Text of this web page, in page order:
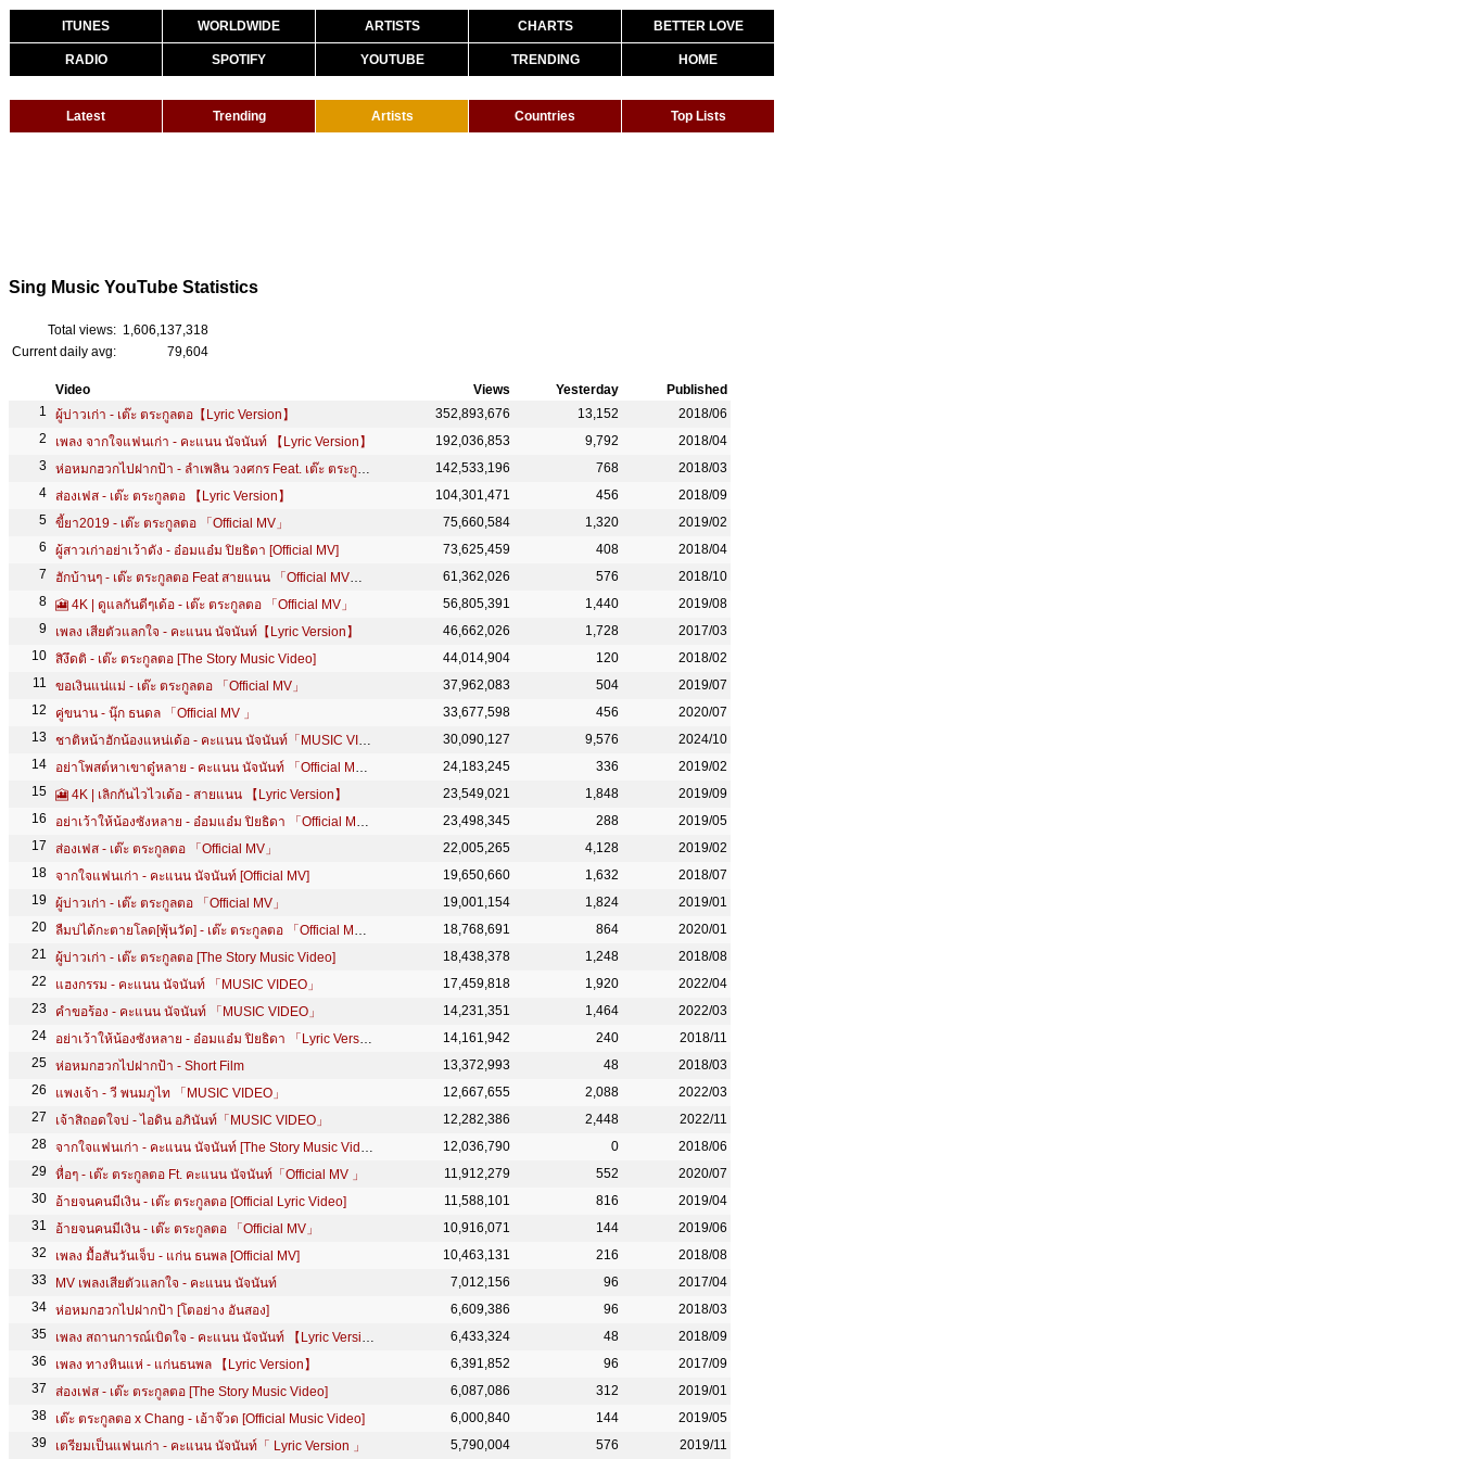
ITUNES WORLDWIDE ARTISTS CHARTS BETTER LOVE
RADIO SPOTIFY YOUTUBE TRENDING HOME
Latest Trending Artists Countries Top Lists
Sing Music YouTube Statistics
Total views: 1,606,137,318
Current daily avg:
79,604
Video Views Yesterday
Published
ผู้บ่าวเก่า - เต๊ะ ตระกูลตอ【Lyric Version】
352,893,676 13,152
2018/06
เพลง จากใจแฟนเก่า - คะแนน นัจนันท์ 【Lyric Version】
192,036,853 9,792
2018/04
ห่อหมกฮวกไปฝากป้า - ลำเพลิน วงศกร Feat. เต๊ะ ตระกูลตอ 【OFFICIAL MV】
142,533,196 768
2018/03
ส่องเฟส - เต๊ะ ตระกูลตอ 【Lyric Version】
104,301,471 456
2018/09
ขี้ยา2019 - เต๊ะ ตระกูลตอ 「Official MV」
75,660,584 1,320
2019/02
ผู้สาวเก่าอย่าเว้าดัง - อ๋อมแอ๋ม ปิยธิดา [Official MV]
73,625,459 408
2018/04
ฮักบ้านๆ - เต๊ะ ตระกูลตอ Feat สายแนน 「Official MV」 Ost.เพลงประกอบภาพยนตร์ | ห่อหมกฮวกไปฝากป้า
61,362,026 576
2018/10
🎦 4K | ดูแลกันดีๆเด้อ - เต๊ะ ตระกูลตอ 「Official MV」
56,805,391 1,440
2019/08
เพลง เสียตัวแลกใจ - คะแนน นัจนันท์【Lyric Version】
46,662,026 1,728
2017/03
สิงึดติ - เต๊ะ ตระกูลตอ [The Story Music Video]
44,014,904 120
2018/02
ขอเงินแน่แม่ - เต๊ะ ตระกูลตอ 「Official MV」
37,962,083 504
2019/07
คู่ขนาน - นุ๊ก ธนดล 「Official MV 」
33,677,598 456
2020/07
ชาติหน้าฮักน้องแหน่เด้อ - คะแนน นัจนันท์「MUSIC VIDEO」
30,090,127 9,576
2024/10
อย่าโพสต์หาเขาดู๋หลาย - คะแนน นัจนันท์ 「Official MV」
24,183,245 336
2019/02
🎦 4K | เลิกกันไวไวเด้อ - สายแนน 【Lyric Version】
23,549,021 1,848
2019/09
อย่าเว้าให้น้องซังหลาย - อ๋อมแอ๋ม ปิยธิดา 「Official MV」
23,498,345 288
2019/05
ส่องเฟส - เต๊ะ ตระกูลตอ 「Official MV」
22,005,265 4,128
2019/02
จากใจแฟนเก่า - คะแนน นัจนันท์ [Official MV]
19,650,660 1,632
2018/07
ผู้บ่าวเก่า - เต๊ะ ตระกูลตอ 「Official MV」
19,001,154 1,824
2019/01
ลืมบ่ได้กะตายโลด[พุ้นวัด] - เต๊ะ ตระกูลตอ 「Official MV 4K」
18,768,691 864
2020/01
ผู้บ่าวเก่า - เต๊ะ ตระกูลตอ [The Story Music Video]
18,438,378 1,248
2018/08
แฮงกรรม - คะแนน นัจนันท์ 「MUSIC VIDEO」
17,459,818 1,920
2022/04
คำขอร้อง - คะแนน นัจนันท์ 「MUSIC VIDEO」
14,231,351 1,464
2022/03
อย่าเว้าให้น้องซังหลาย - อ๋อมแอ๋ม ปิยธิดา 「Lyric Version」
14,161,942 240
2018/11
ห่อหมกฮวกไปฝากป้า - Short Film
13,372,993 48
2018/03
แพงเจ้า - วี พนมภูไท 「MUSIC VIDEO」
12,667,655 2,088
2022/03
เจ้าสิถอดใจบ่ - ไอดิน อภินันท์「MUSIC VIDEO」
12,282,386 2,448
2022/11
จากใจแฟนเก่า - คะแนน นัจนันท์ [The Story Music Video]
12,036,790 0
2018/06
หื่อๆ - เต๊ะ ตระกูลตอ Ft. คะแนน นัจนันท์「Official MV 」
11,912,279 552
2020/07
อ้ายจนคนมีเงิน - เต๊ะ ตระกูลตอ [Official Lyric Video]
11,588,101 816
2019/04
อ้ายจนคนมีเงิน - เต๊ะ ตระกูลตอ 「Official MV」
10,916,071 144
2019/06
เพลง มื้อสันวันเจ็บ - แก่น ธนพล [Official MV]
10,463,131 216
2018/08
MV เพลงเสียตัวแลกใจ - คะแนน นัจนันท์
7,012,156 96
2017/04
ห่อหมกฮวกไปฝากป้า [โตอย่าง อันสอง]
6,609,386 96
2018/03
เพลง สถานการณ์เบิดใจ - คะแนน นัจนันท์ 【Lyric Version】
6,433,324 48
2018/09
เพลง ทางหินแห่ - แก่นธนพล 【Lyric Version】
6,391,852 96
2017/09
ส่องเฟส - เต๊ะ ตระกูลตอ [The Story Music Video]
6,087,086 312
2019/01
เต๊ะ ตระกูลตอ x Chang - เอ้าจ๊วด [Official Music Video]
6,000,840 144
2019/05
เตรียมเป็นแฟนเก่า - คะแนน นัจนันท์「 Lyric Version 」
5,790,004 576 2019/11